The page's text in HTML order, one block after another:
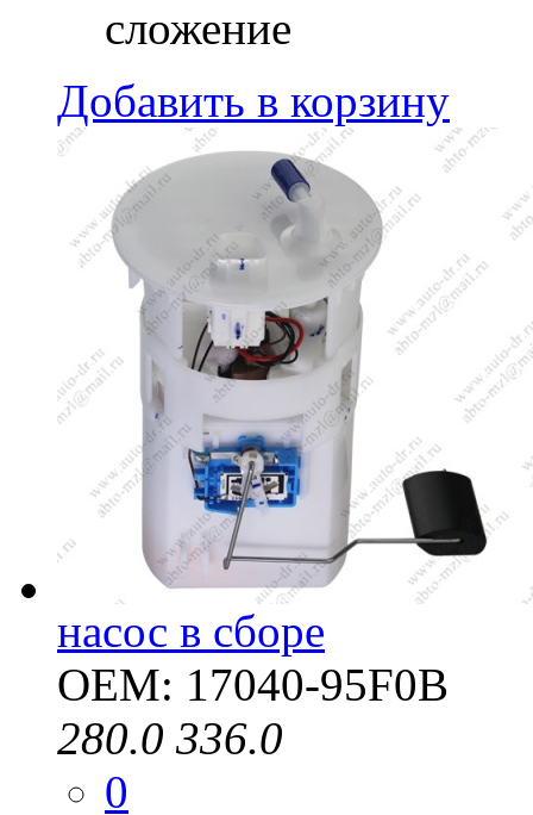
сложение
Добавить в корзину
насос в сборе
OEM: 17040-95F0B
280.0 336.0
0